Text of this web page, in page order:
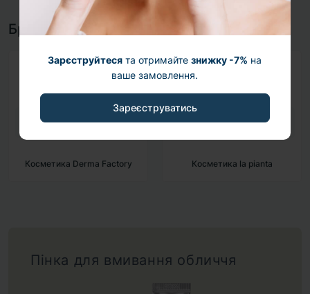
Зарєструйтеся та отримайтезнижку -7% на
ваше замовлення.
Зареєструватись
Бренди
Косметика Derma Factory Косметика la pianta
Пінка для вмивання обличчя